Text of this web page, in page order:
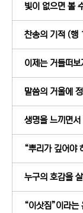
빛이 없으면 볼
찬송의 기적 (
이제는 거들떠
말씀의 거울에
생명을 느끼면
“뿌리가 깊어야
누구의 호감을
“이삿짐”이라